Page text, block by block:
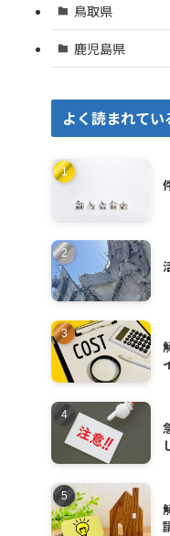
鳥取県
鹿児島県
よく読まれてい